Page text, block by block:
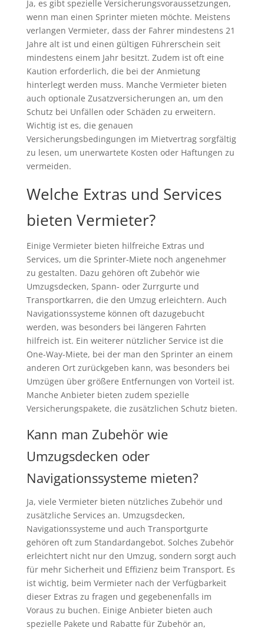
Ja, es gibt spezielle Versicherungsvoraussetzungen,
wenn man einen Sprinter mieten möchte. Meistens
verlangen Vermieter, dass der Fahrer mindestens 21
Jahre alt ist und einen gültigen Führerschein seit
mindestens einem Jahr besitzt. Zudem ist oft eine
Kaution erforderlich, die bei der Anmietung
hinterlegt werden muss. Manche Vermieter bieten
auch optionale Zusatzversicherungen an, um den
Schutz bei Unfällen oder Schäden zu erweitern.
Wichtig ist es, die genauen
Versicherungsbedingungen im Mietvertrag sorgfältig
zu lesen, um unerwartete Kosten oder Haftungen zu
vermeiden.
Welche Extras und Services
bieten Vermieter?
Einige Vermieter bieten hilfreiche Extras und
Services, um die Sprinter-Miete noch angenehmer
zu gestalten. Dazu gehören oft Zubehör wie
Umzugsdecken, Spann- oder Zurrgurte und
Transportkarren, die den Umzug erleichtern. Auch
Navigationssysteme können oft dazugebucht
werden, was besonders bei längeren Fahrten
hilfreich ist. Ein weiterer nützlicher Service ist die
One-Way-Miete, bei der man den Sprinter an einem
anderen Ort zurückgeben kann, was besonders bei
Umzügen über größere Entfernungen von Vorteil ist.
Manche Anbieter bieten zudem spezielle
Versicherungspakete, die zusätzlichen Schutz bieten.
Kann man Zubehör wie
Umzugsdecken oder
Navigationssysteme mieten?
Ja, viele Vermieter bieten nützliches Zubehör und
zusätzliche Services an. Umzugsdecken,
Navigationssysteme und auch Transportgurte
gehören oft zum Standardangebot. Solches Zubehör
erleichtert nicht nur den Umzug, sondern sorgt auch
für mehr Sicherheit und Effizienz beim Transport. Es
ist wichtig, beim Vermieter nach der Verfügbarkeit
dieser Extras zu fragen und gegebenenfalls im
Voraus zu buchen. Einige Anbieter bieten auch
spezielle Pakete und Rabatte für Zubehör an,